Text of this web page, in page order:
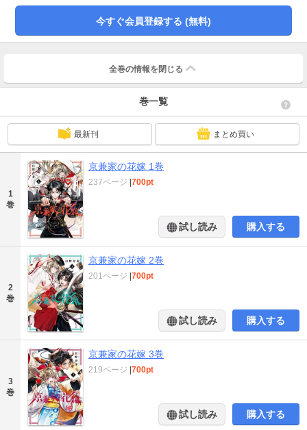
今すぐ会員登録する (無料)
全巻の情報を 閉じる
巻一覧
最新刊 まとめ買い
1
巻
京兼家の花嫁 1巻
237ページ |700pt
試し読み 購入する
2
巻
京兼家の花嫁 2巻
201ページ |700pt
試し読み 購入する
3
巻
京兼家の花嫁 3巻
219ページ |700pt
試し読み 購入する